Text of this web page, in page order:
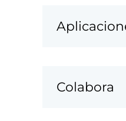
Colabora